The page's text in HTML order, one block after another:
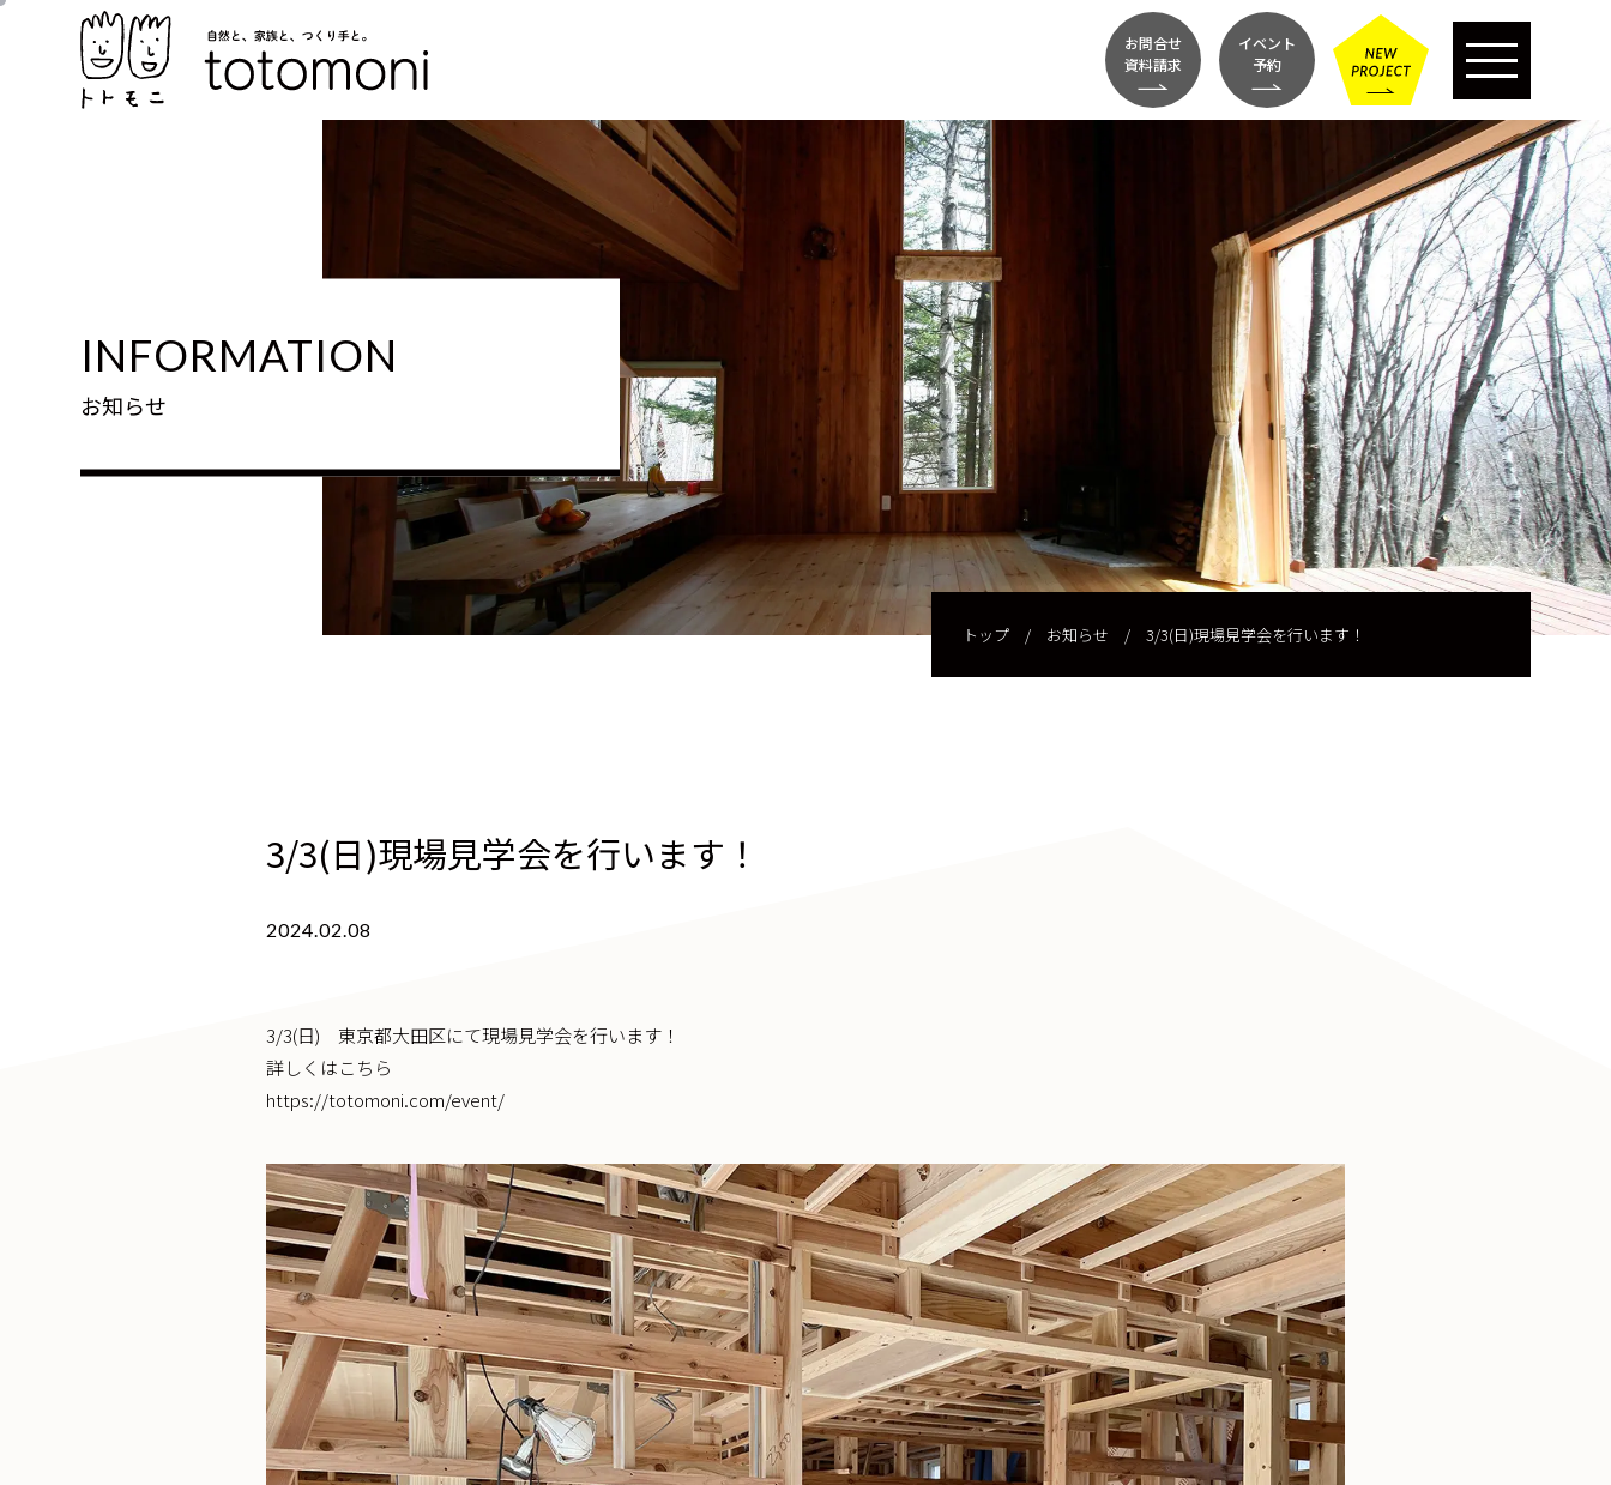
お問合せ
資料請求
イベント
予約
INFORMATION
お知らせ
トップ/ お知らせ / 3/3(日)現場見学会を行います！
3/3(日)現場見学会を行います！
2024.02.08
3/3(日) 東京都大田区にて現場見学会を行います！
詳しくはこちら
https://totomoni.com/event/